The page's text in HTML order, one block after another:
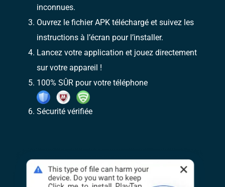
inconnues.
Ouvrez le fichier APK téléchargé et suivez les
instructions à l’écran pour l’installer.
Lancez votre application et jouez directement
sur votre appareil !
100% SÛR pour votre téléphone
Sécurité vérifiée